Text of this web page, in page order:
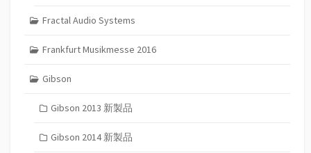
Fractal Audio Systems
Frankfurt Musikmesse 2016
Gibson
Gibson 2013 新製品
Gibson 2014 新製品